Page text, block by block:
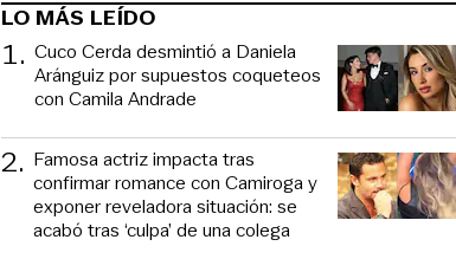
LO MÁS LEÍDO
1. Cuco Cerda desmintió a Daniela
Aránguiz por supuestos coqueteos
con Camila Andrade
2. Famosa actriz impacta tras
confirmar romance con Camiroga y
exponer reveladora situación: se
acabó tras ‘culpa’ de una colega